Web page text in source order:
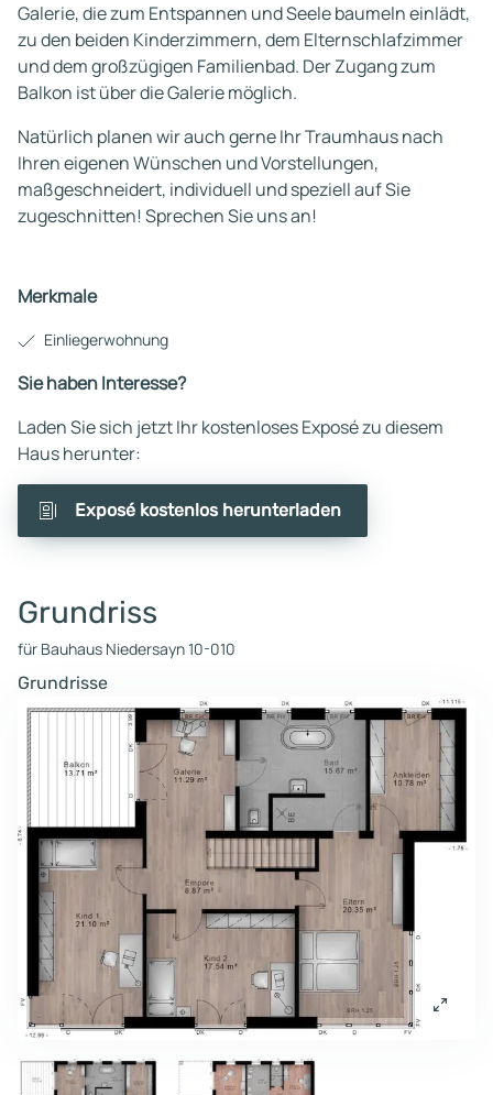
Galerie, die zum Entspannen und Seele baumeln einlädt,
zu den beiden Kinderzimmern, dem Elternschlafzimmer
und dem großzügigen Familienbad. Der Zugang zum
Balkon ist über die Galerie möglich.
Natürlich planen wir auch gerne Ihr Traumhaus nach
Ihren eigenen Wünschen und Vorstellungen,
maßgeschneidert, individuell und speziell auf Sie
zugeschnitten! Sprechen Sie uns an!
Merkmale
Einliegerwohnung
Sie haben Interesse?
Laden Sie sich jetzt Ihr kostenloses Exposé zu diesem
Haus herunter:
Exposé kostenlos herunterladen
Grundriss
für Bauhaus Niedersayn 10-010
Grundrisse